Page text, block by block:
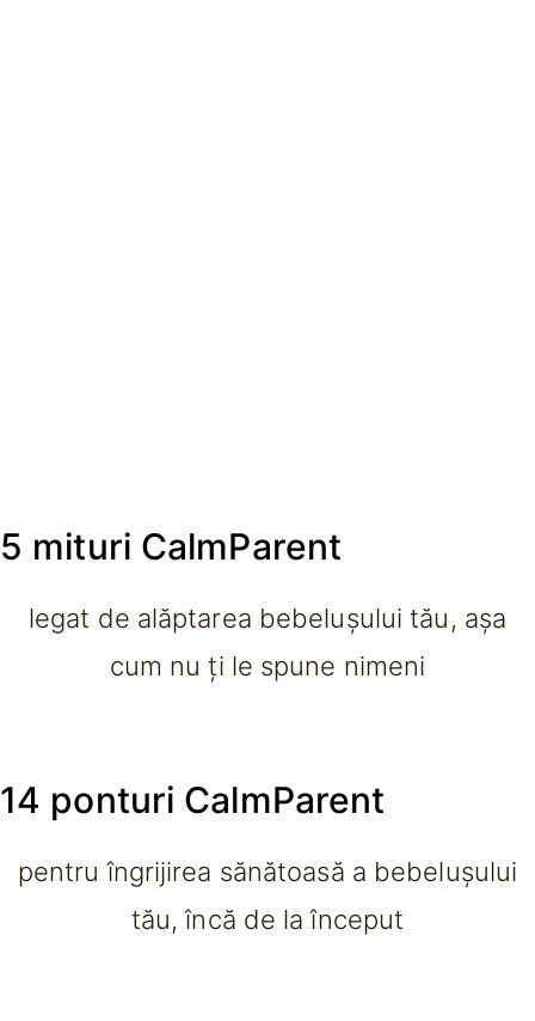
5 mituri CalmParent
legat de alăptarea bebelușului tău, așa
cum nu ți le spune nimeni
14 ponturi CalmParent
pentru îngrijirea sănătoasă a bebelușului
tău, încă de la început